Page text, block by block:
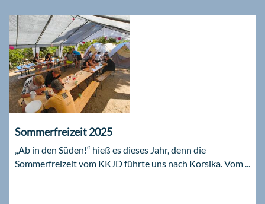
Sommerfreizeit 2025
„Ab in den Süden!“ hieß es dieses Jahr, denn die
Sommerfreizeit vom KKJD führte uns nach Korsika. Vom ...